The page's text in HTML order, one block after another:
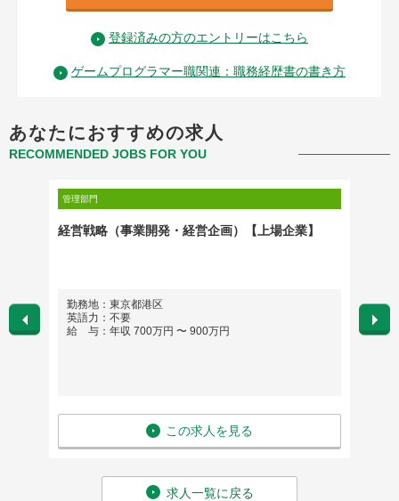
登録済みの方のエントリーはこちら
ゲームプログラマー職関連：職務経歴書の書き方
あなたにおすすめの求人
RECOMMENDED JOBS FOR YOU
管理部門
経営戦略（事業開発・経営企画）【上場企業】
勤務地：東京都港区
英語力：不要
給 与：年収 700万円 〜 900万円
この求人を見る
勤務
英語
給
求人一覧に戻る